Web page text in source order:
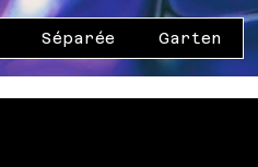
Séparée Garten